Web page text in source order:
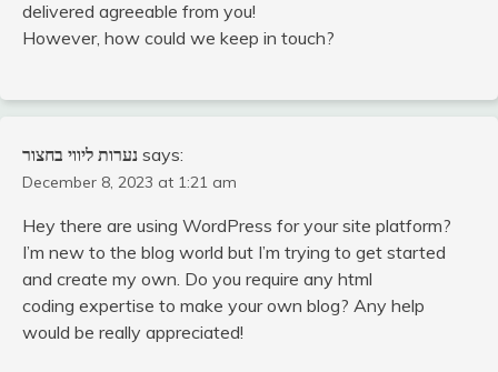
delivered agreeable from you!
However, how could we keep in touch?
נערות ליווי בחצור says:
December 8, 2023 at 1:21 am
Hey there are using WordPress for your site platform?
I’m new to the blog world but I’m trying to get started
and create my own. Do you require any html
coding expertise to make your own blog? Any help
would be really appreciated!